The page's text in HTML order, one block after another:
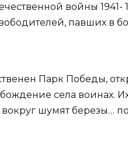
войны 1941-
павших в
Парк Победы,
села воинах.
вокруг шумят березы…